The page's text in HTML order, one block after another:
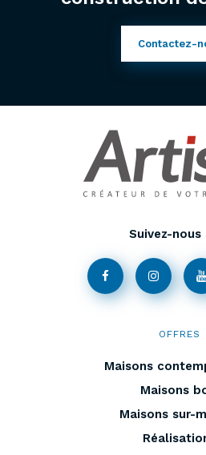
Contactez-
Suivez-nous
OFFRES
Maisons
Maisons
Maisons sur-